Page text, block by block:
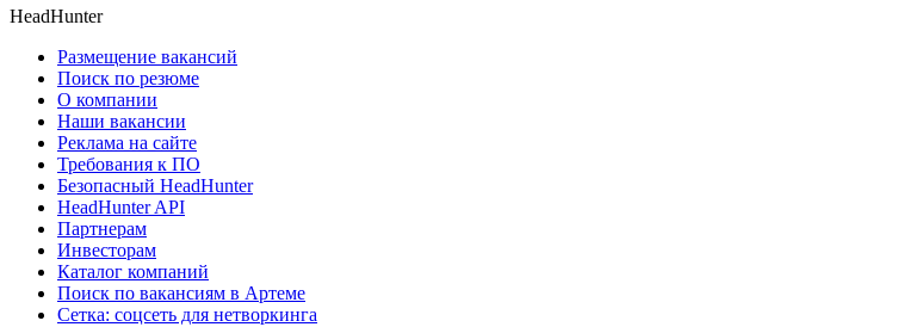
HeadHunter
Размещение вакансий
Поиск по резюме
О компании
Наши вакансии
Реклама на сайте
Требования к ПО
Безопасный HeadHunter
HeadHunter API
Партнерам
Инвесторам
Каталог компаний
Поиск по вакансиям в Артеме
Сетка: соцсеть для нетворкинга